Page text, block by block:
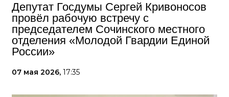
Депутат Госдумы Сергей Кривоносов
провёл рабочую встречу с
председателем Сочинского местного
отделения «Молодой Гвардии Единой
России»
07 мая 2026, 17:35